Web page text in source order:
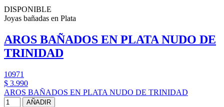
DISPONIBLE
Joyas bañadas en Plata
AROS BAÑADOS EN PLATA NUDO DE
TRINIDAD
10971
$ 3.990
AROS BAÑADOS EN PLATA NUDO DE TRINIDAD
AÑADIR